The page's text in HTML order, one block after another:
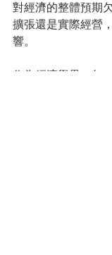
對經濟的整體預期
擴張還是實際經營
響。
作為經濟學界一年